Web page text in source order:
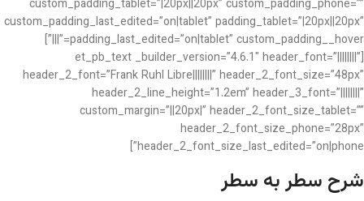
custom_padding_tablet=”|20px||20px” custom_padding_phone=””
custom_padding_last_edited=”on|tablet” padding_tablet=”|20px||20px”
padding_last_edited=”on|tablet” custom_padding__hover=”|||”]
[et_pb_text _builder_version=”4.6.1″ header_font=”||||||||”
header_2_font=”Frank Ruhl Libre||||||||” header_2_font_size=”48px”
header_2_line_height=”1.2em” header_3_font=”||||||||”
custom_margin=”||20px|” header_2_font_size_tablet=””
header_2_font_size_phone=”28px”
header_2_font_size_last_edited=”on|phone”]
شرح سطر به سطر